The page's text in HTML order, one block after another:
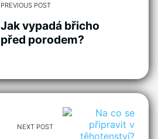
PREVIOUS POST
Jak vypadá břicho
před porodem?
NEXT POST